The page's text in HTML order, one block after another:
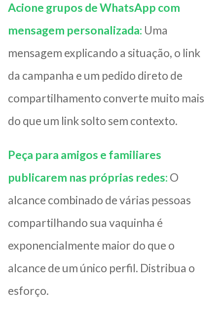
Acione grupos de WhatsApp com
mensagem personalizada: Uma
mensagem explicando a situação, o link
da campanha e um pedido direto de
compartilhamento converte muito mais
do que um link solto sem contexto.
Peça para amigos e familiares
publicarem nas próprias redes: O
alcance combinado de várias pessoas
compartilhando sua vaquinha é
exponencialmente maior do que o
alcance de um único perfil. Distribua o
esforço.